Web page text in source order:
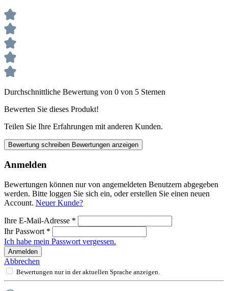
Durchschnittliche Bewertung von 0 von 5 Sternen
Bewerten Sie dieses Produkt!
Teilen Sie Ihre Erfahrungen mit anderen Kunden.
Bewertung schreiben Bewertungen anzeigen
Anmelden
Bewertungen können nur von angemeldeten Benutzern abgegeben
werden. Bitte loggen Sie sich ein, oder erstellen Sie einen neuen
Account. Neuer Kunde?
Ihre E-Mail-Adresse *
Ihr Passwort *
Ich habe mein Passwort vergessen.
Anmelden
Abbrechen
Bewertungen nur in der aktuellen Sprache anzeigen.